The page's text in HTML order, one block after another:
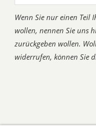
Wenn Sie nur einen Teil
wollen, nennen Sie uns
zurückgeben wollen.
widerrufen, können Sie